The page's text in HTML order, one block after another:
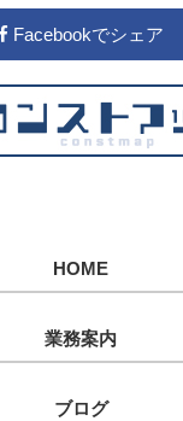
Facebookでシェア
HOME
業務案内
ブログ